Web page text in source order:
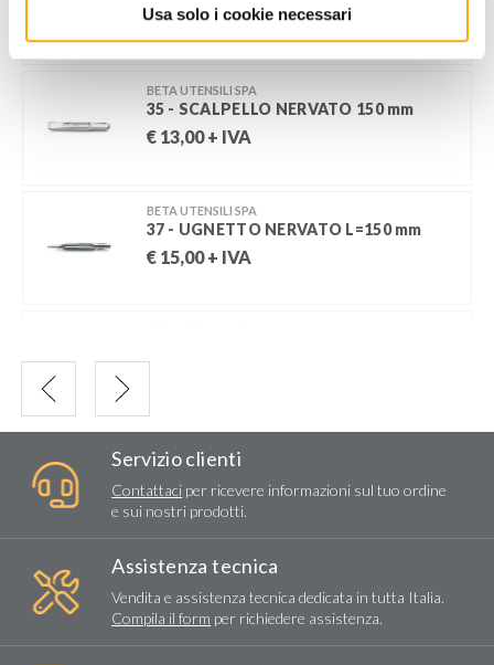
Usa solo i cookie necessari
€10,00+ IVA
BETA UTENSILI SPA
35 - SCALPELLO NERVATO 150 mm
€ 13,00+ IVA
BETA UTENSILI SPA
37 - UGNETTO NERVATO L=150 mm
€ 15,00+ IVA
Pz
Servizio clienti
Contattaci per ricevere informazioni sul tuo ordine
e sui nostri prodotti.
Assistenza tecnica
Vendita e assistenza tecnica dedicata in tutta Italia.
Compila il form per richiedere assistenza.